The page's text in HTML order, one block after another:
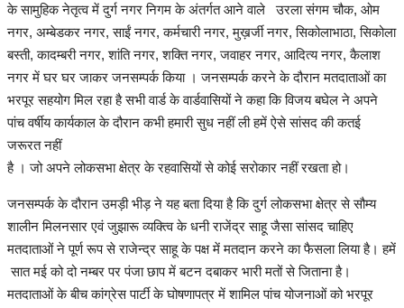
लाइफ स्टाइल
व्यापार
शिक्षा एवं रोजगार
धर्म एवं ज्योतिष
के सामुहिक नेतृत्व में दुर्ग नगर निगम के अंतर्गत आने वाले उरला संगम चौक, ओम
नगर, अम्बेडकर नगर, साईं नगर, कर्मचारी नगर, मुख़र्जी नगर, सिकोलाभाठा, सिकोला
बस्ती, कादम्बरी नगर, शांति नगर, शक्ति नगर, जवाहर नगर, आदित्य नगर, कैलाश
नगर में घर घर जाकर जनसम्पर्क किया । जनसम्पर्क करने के दौरान मतदाताओं का
भरपूर सहयोग मिल रहा है सभी वार्ड के वार्डवासियों ने कहा कि विजय बघेल ने अपने
पांच वर्षीय कार्यकाल के दौरान कभी हमारी सुध नहीं ली हमें ऐसे सांसद की कतई
जरूरत नहीं
है । जो अपने लोकसभा क्षेत्र के रहवासियों से कोई सरोकार नहीं रखता हो।
जनसम्पर्क के दौरान उमड़ी भीड़ ने यह बता दिया है कि दुर्ग लोकसभा क्षेत्र से सौम्य
शालीन मिलनसार एवं जुझारू व्यक्त्वि के धनी राजेंद्र साहू जैसा सांसद चाहिए
मतदाताओं ने पूर्ण रूप से राजेन्द्र साहू के पक्ष में मतदान करने का फैसला लिया है। हमें
सात मई को दो नम्बर पर पंजा छाप में बटन दबाकर भारी मतों से जिताना है।
मतदाताओं के बीच कांग्रेस पार्टी के घोषणापत्र में शामिल पांच योजनाओं को भरपूर